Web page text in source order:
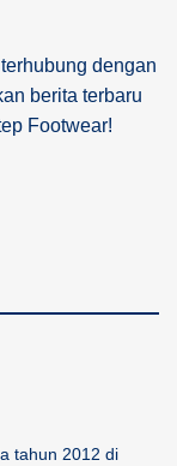
dengan
berita terbaru
Footwear!
tahun 2012 di